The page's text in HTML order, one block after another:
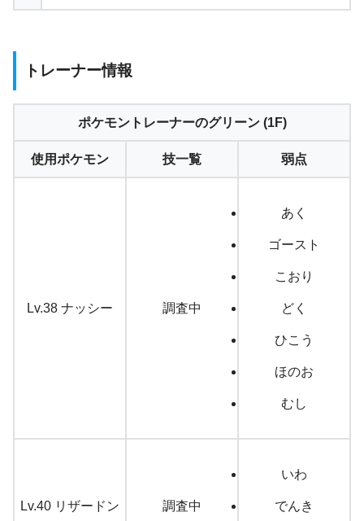
トレーナー情報
ポケモントレーナーのグリーン (1F)
使用ポケモン 技一覧 弱点
Lv.38 ナッシー 調査中
あく
ゴースト
こおり
どく
ひこう
ほのお
むし
Lv.40 リザードン 調査中
いわ
でんき